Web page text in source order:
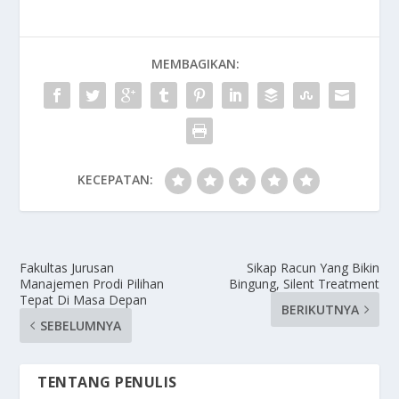
MEMBAGIKAN:
KECEPATAN:
Fakultas Jurusan
Manajemen Prodi Pilihan
Tepat Di Masa Depan
SEBELUMNYA
Sikap Racun Yang Bikin
Bingung, Silent Treatment
BERIKUTNYA
TENTANG PENULIS